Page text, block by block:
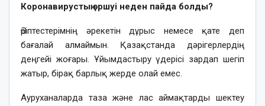
Коронавирустың өршуі неден пайда болды?
Әріптестерімнің әрекетін дұрыс немесе қате деп
бағалай алмаймын. Қазақстанда дәрігерлердің
деңгейі жоғары. Ұйымдастыру үдерісі зардап шегіп
жатыр, бірақ барлық жерде олай емес.
Ауруханаларда таза және лас аймақтарды шектеу